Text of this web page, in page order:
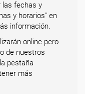
las fechas y
y horarios" en
información.
online pero
de nuestros
pestaña
más